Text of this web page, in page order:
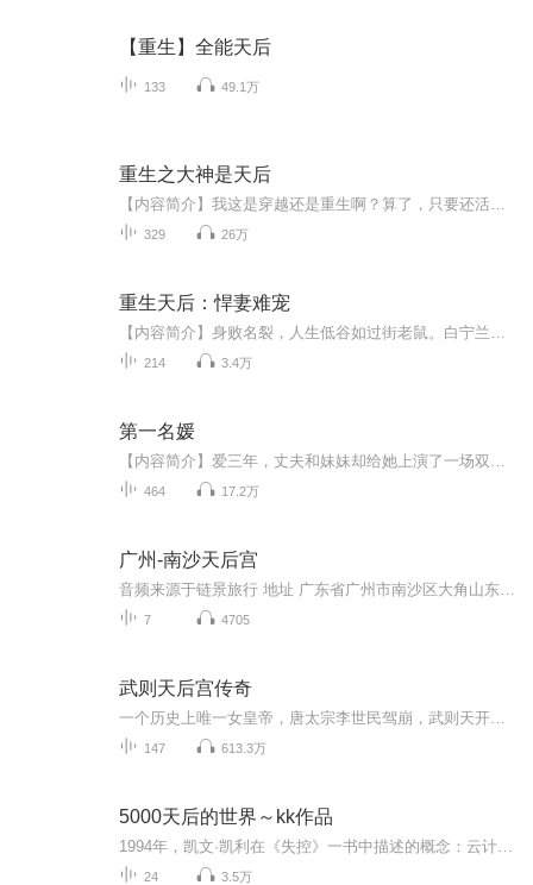
【重生】全能天后
133 49.1万
重生之大神是天后
329 26万
重生天后：悍妻难宠
214 3.4万
第一名媛
464 17.2万
广州-南沙天后宫
7 4705
武则天后宫传奇
147 613.3万
5000天后的世界～kk作品
24 3.5万